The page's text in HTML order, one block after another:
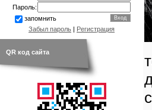
Пароль:
запомнить
Забыл пароль | Регистрация
QR код сайта